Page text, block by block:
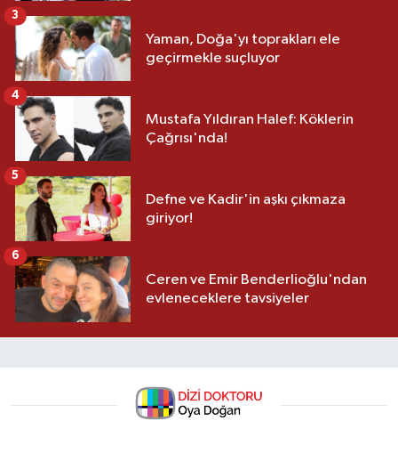
Yaman, Doğa'yı toprakları ele
geçirmekle suçluyor
3
Mustafa Yıldıran Halef: Köklerin
Çağrısı'nda!
4
Defne ve Kadir'in aşkı çıkmaza
giriyor!
5
Ceren ve Emir Benderlioğlu'ndan
evleneceklere tavsiyeler
6